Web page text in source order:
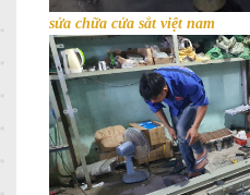
sửa chữa cửa sắt việt nam